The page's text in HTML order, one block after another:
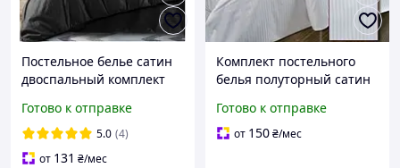
Постельное белье сатин
двоспальный комплект
на резинке постель
страйп сатин качество
для гостиниц графит
Готово к отправке
5.0 (4)
от 131 ₴/мес
Комплект постельного
белья полуторный сатин
производителя Ярослав
Готово к отправке
от 150₴/мес